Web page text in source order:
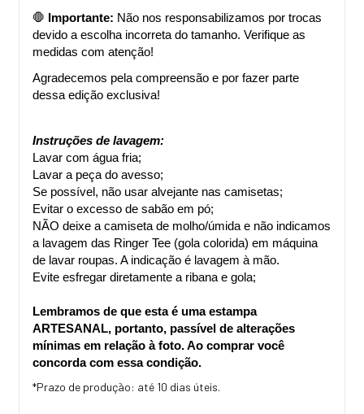
🛑 Importante: Não nos responsabilizamos por trocas
devido a escolha incorreta do tamanho. Verifique as
medidas com atenção!
Agradecemos pela compreensão e por fazer parte
dessa edição exclusiva!
Instruções de lavagem:
Lavar com água fria;
Lavar a peça do avesso;
Se possível, não usar alvejante nas camisetas;
Evitar o excesso de sabão em pó;
NÃO deixe a camiseta de molho/úmida e não indicamos
a lavagem das Ringer Tee (gola colorida) em máquina
de lavar roupas. A indicação é lavagem à mão.
Evite esfregar diretamente a ribana e gola;
Lembramos de que esta é uma estampa
ARTESANAL, portanto, passível de alterações
mínimas em relação à foto. Ao comprar você
concorda com essa condição.
*Prazo de produção: até 10 dias úteis.